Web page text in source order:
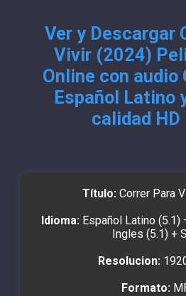
Ver y Descargar
Vivir (2024)
Online con audio
Español Latino
calidad HD
Título: Correr Para
Idioma: Español Latino (5.1)
Ingles (5.1) +
Resolucion:
Formato: